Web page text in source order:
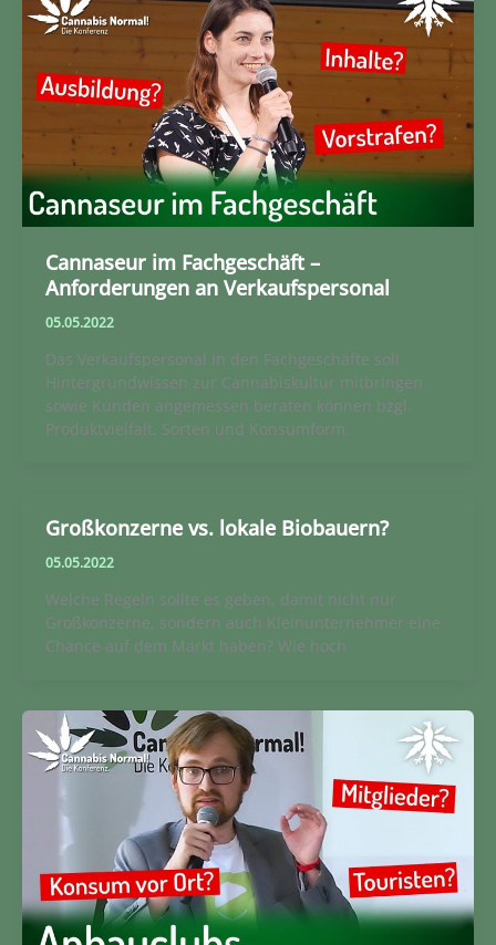
Cannaseur im Fachgeschäft –
Anforderungen an Verkaufspersonal
05.05.2022
Das Verkaufspersonal in den Fachgeschäfte soll
Hintergrundwissen zur Cannabiskultur mitbringen
sowie Kunden angemessen beraten können bzgl.
Produktvielfalt, Sorten und Konsumform.
Großkonzerne vs. lokale Biobauern?
05.05.2022
Welche Regeln sollte es geben, damit nicht nur
Großkonzerne, sondern auch Kleinunternehmer eine
Chance auf dem Markt haben? Wie hoch